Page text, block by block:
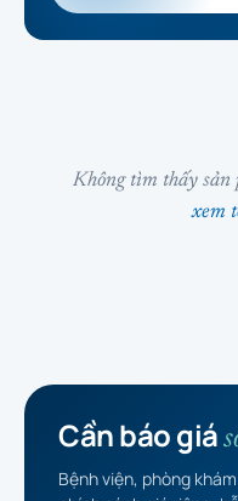
Không tìm thấy sản
xem
Cần báo giá
Bệnh viện, phòng